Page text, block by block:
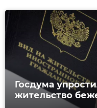
Госдума
жительство